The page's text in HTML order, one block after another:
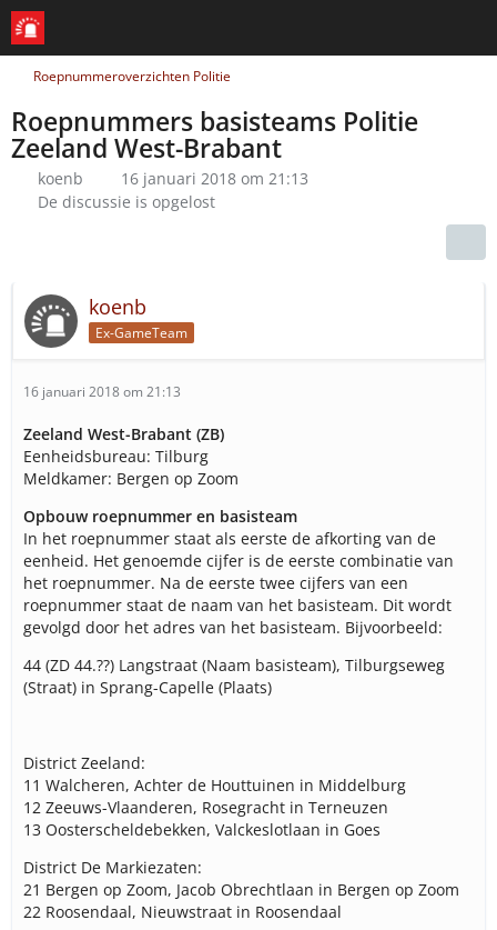
Roepnummeroverzichten Politie
Roepnummers basisteams Politie
Zeeland West-Brabant
koenb
16 januari 2018 om 21:13
De discussie is opgelost
koenb
Ex-GameTeam
16 januari 2018 om 21:13
Zeeland West-Brabant (ZB)
Eenheidsbureau: Tilburg
Meldkamer: Bergen op Zoom
Opbouw roepnummer en basisteam
In het roepnummer staat als eerste de afkorting van de
eenheid. Het genoemde cijfer is de eerste combinatie van
het roepnummer. Na de eerste twee cijfers van een
roepnummer staat de naam van het basisteam. Dit wordt
gevolgd door het adres van het basisteam. Bijvoorbeeld:
44 (ZD 44.??) Langstraat (Naam basisteam), Tilburgseweg
(Straat) in Sprang-Capelle (Plaats)
District Zeeland:
11 Walcheren, Achter de Houttuinen in Middelburg
12 Zeeuws-Vlaanderen, Rosegracht in Terneuzen
13 Oosterscheldebekken, Valckeslotlaan in Goes
District De Markiezaten:
21 Bergen op Zoom, Jacob Obrechtlaan in Bergen op Zoom
22 Roosendaal, Nieuwstraat in Roosendaal